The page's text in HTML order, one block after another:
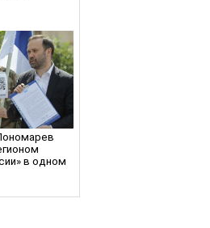
в одном